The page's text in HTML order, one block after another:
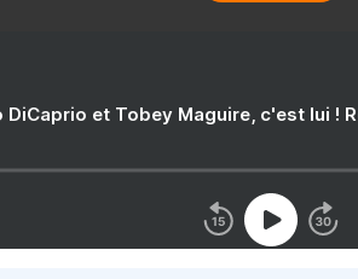
DiCaprio et Tobey Maguire, c'est lui !